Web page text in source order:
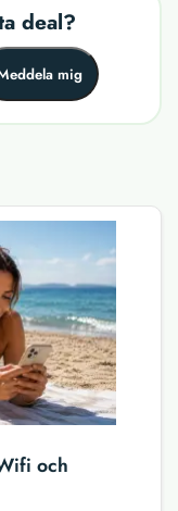
deal?
mig
och